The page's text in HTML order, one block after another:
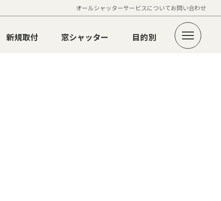
オールシャッターサービスについてお問い合わせ
新規取付 窓シャッター 目的別